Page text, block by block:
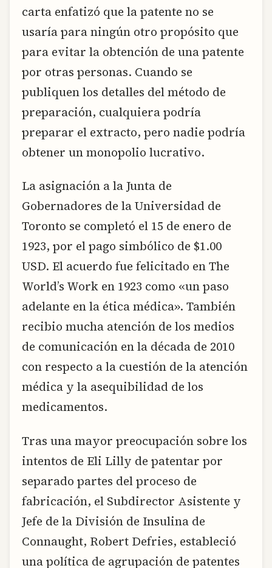
carta enfatizó que la patente no se
usaría para ningún otro propósito que
para evitar la obtención de una patente
por otras personas. Cuando se
publiquen los detalles del método de
preparación, cualquiera podría
preparar el extracto, pero nadie podría
obtener un monopolio lucrativo.
La asignación a la Junta de
Gobernadores de la Universidad de
Toronto se completó el 15 de enero de
1923, por el pago simbólico de $1.00
USD. El acuerdo fue felicitado en The
World’s Work en 1923 como «un paso
adelante en la ética médica». También
recibio mucha atención de los medios
de comunicación en la década de 2010
con respecto a la cuestión de la atención
médica y la asequibilidad de los
medicamentos.
Tras una mayor preocupación sobre los
intentos de Eli Lilly de patentar por
separado partes del proceso de
fabricación, el Subdirector Asistente y
Jefe de la División de Insulina de
Connaught, Robert Defries, estableció
una política de agrupación de patentes